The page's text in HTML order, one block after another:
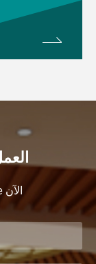
الاتصال DSPPA ل Assiatance الآن